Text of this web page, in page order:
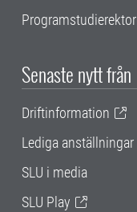
Programstudierektor
Senaste nytt från
Driftinformation
Lediga anställningar
SLU i media
SLU Play